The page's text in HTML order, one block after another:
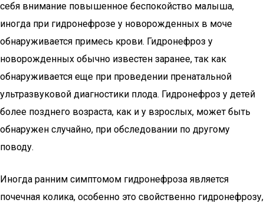
себя внимание повышенное беспокойство малыша,
иногда при гидронефрозе у новорожденных в моче
обнаруживается примесь крови. Гидронефроз у
новорожденных обычно известен заранее, так как
обнаруживается еще при проведении пренатальной
ультразвуковой диагностики плода. Гидронефроз у детей
более позднего возраста, как и у взрослых, может быть
обнаружен случайно, при обследовании по другому
поводу.
Иногда ранним симптомом гидронефроза является
почечная колика, особенно это свойственно гидронефрозу,